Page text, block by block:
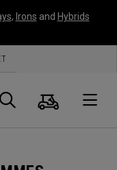
, Irons and Hybrids
Panier